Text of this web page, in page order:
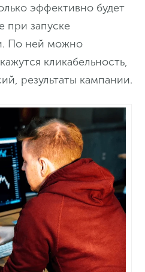
эффективно будет
при запуске
По ней можно
кликабельность,
результаты кампании.